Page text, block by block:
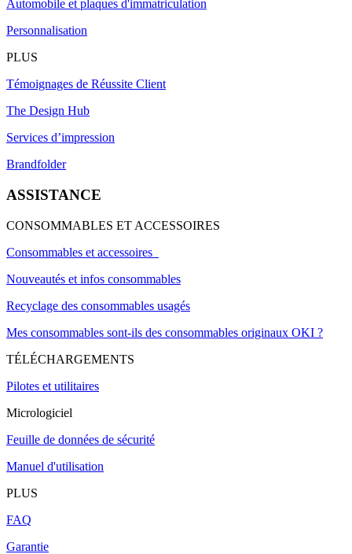
Automobile et plaques d'immatriculation
Personnalisation
PLUS
Témoignages de Réussite Client
The Design Hub
Services d’impression
Brandfolder
ASSISTANCE
CONSOMMABLES ET ACCESSOIRES
Consommables et accessoires
Nouveautés et infos consommables
Recyclage des consommables usagés
Mes consommables sont-ils des consommables originaux OKI ?
TÉLÉCHARGEMENTS
Pilotes et utilitaires
Micrologiciel
Feuille de données de sécurité
Manuel d'utilisation
PLUS
FAQ
Garantie